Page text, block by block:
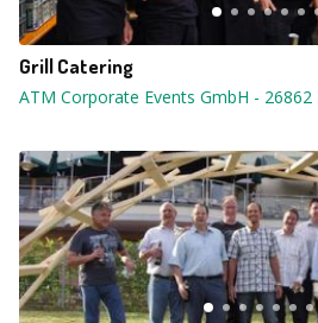
Grill Catering
ATM Corporate Events GmbH - 26862